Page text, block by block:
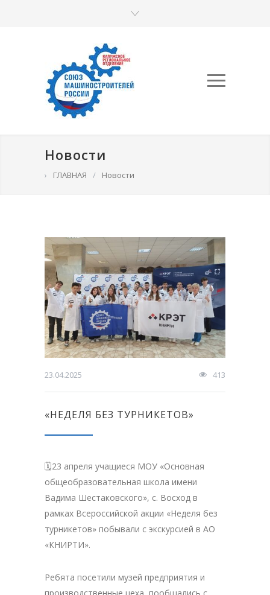
Новости
› ГЛАВНАЯ / Новости
23.04.2025 413
«НЕДЕЛЯ БЕЗ ТУРНИКЕТОВ»
🗓23 апреля учащиеся МОУ «Основная
общеобразовательная школа имени
Вадима Шестаковского», с. Восход в
рамках Всероссийской акции «Неделя без
турникетов» побывали с экскурсией в АО
«КНИРТИ».
Ребята посетили музей предприятия и